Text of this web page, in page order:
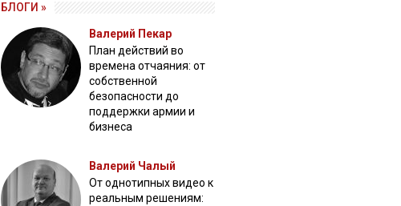
БЛОГИ »
Валерий Пекар
План действий во
времена отчаяния: от
собственной
безопасности до
поддержки армии и
бизнеса
Валерий Чалый
От однотипных видео к
реальным решениям: